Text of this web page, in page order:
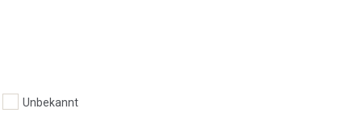
Unbekannt